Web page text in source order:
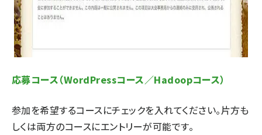
応募コース（WordPressコース／Hadoopコース）
参加を希望するコースにチェックを入れてください。片方も
しくは両方のコースにエントリーが可能です。